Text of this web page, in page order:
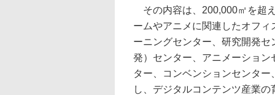
その内容は、200,000㎡を超
ームやアニメに関連したオフィ
ーニングセンター、研究開発セ
発）センター、アニメーション
ター、コンベンションセンター
し、デジタルコンテンツ産業